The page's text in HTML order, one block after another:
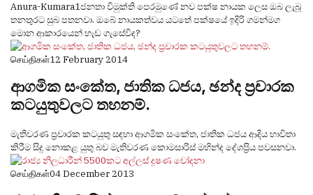
Anura-Kumara1ජනතා විමුක්ති පෙරමුණේ නව පක්ෂ නායක ලෙස ඔබ ලැබූ
තනතුරට සුබ පතනවා. ඔබේ නායකත්වය යටතේ පක්ෂයේ ඉදිරි ගමන්මග
මොන ආකාරයෙන් හැඩ ගැසේවිද?
செய்திகள்12 February 2014
ආගමික සංකේත, ජාතික ධජය, ඡන්ද ප‍්‍රචාරක
කටයුතුවලට තහනම්.
මැතිවරණ ප‍්‍රචාරක කටයුතු සඳහා ආගමික සංකේත, ජාතික ධජය ආදිය භාවිතා
කිරීම සිදු නොකළ යුතු බව මැතිවරණ කොමසාරිස් මහින්ද දේශප‍්‍රිය පවසනවා.
செய்திகள்04 December 2013